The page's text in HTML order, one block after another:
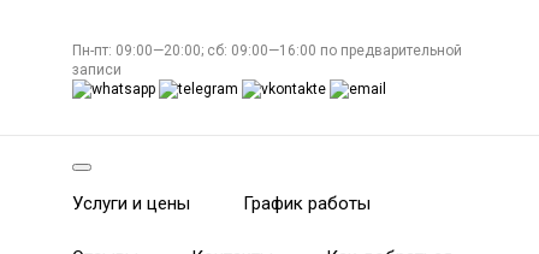
Пн-пт: 09:00—20:00; сб: 09:00—16:00 по предварительной
записи
Услуги и цены График работы